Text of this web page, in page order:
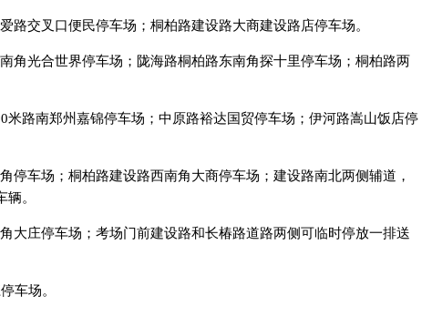
路交叉口便民停车场；桐柏路建设路大商建设路店停车场。
角光合世界停车场；陇海路桐柏路东南角探十里停车场；桐柏路两
米路南郑州嘉锦停车场；中原路裕达国贸停车场；伊河路嵩山饭店停
停车场；桐柏路建设路西南角大商停车场；建设路南北两侧辅道，
。
大庄停车场；考场门前建设路和长椿路道路两侧可临时停放一排送
车场。